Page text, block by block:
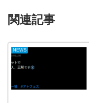
関連記事
NEWS